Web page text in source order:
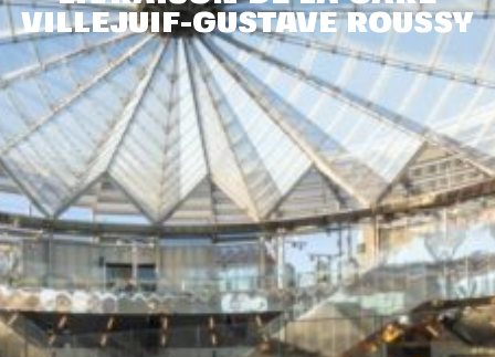
VILLEJUIF-GUSTAVE ROUSSY